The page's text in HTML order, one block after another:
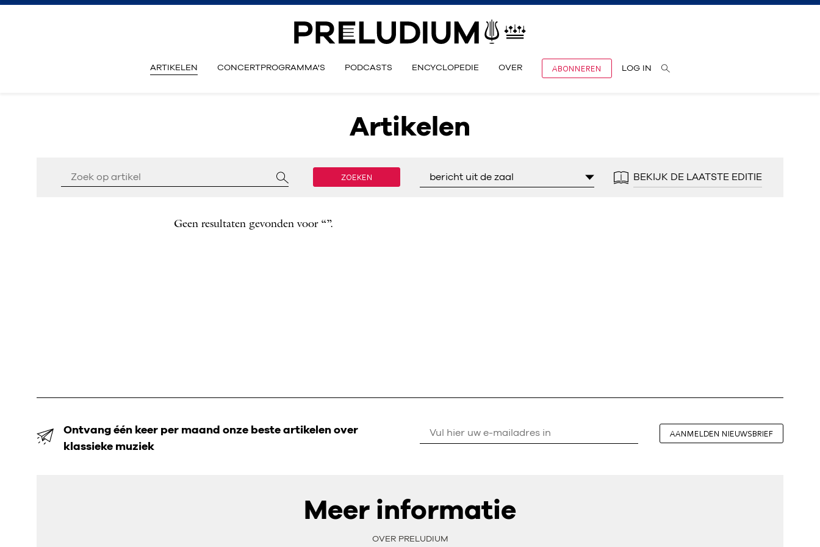
ARTIKELEN CONCERTPROGRAMMA'S PODCASTS ENCYCLOPEDIE OVER ABONNEREN LOG IN
Artikelen
ZOEKEN bericht uit de zaal BEKIJK DE LAATSTE EDITIE
Geen resultaten gevonden voor “”.
Ontvang één keer per maand onze beste artikelen over
klassieke muziek
AANMELDEN NIEUWSBRIEF
Meer informatie
OVER PRELUDIUM